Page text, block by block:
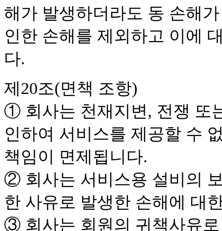
해가 발생하더라도 동 손해
인한 손해를 제외하고 이에
다.
제20조(면책 조항)
① 회사는 천재지변, 전쟁 또
인하여 서비스를 제공할 수
책임이 면제됩니다.
② 회사는 서비스용 설비의
한 사유로 발생한 손해에 대
③ 회사는 회원의 귀책사유